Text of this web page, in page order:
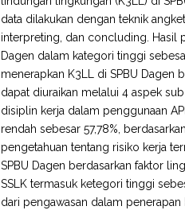
data dilakukan dengan teknik
interpreting, dan concluding. Hasil
Dagen dalam kategori tinggi
menerapkan K3LL di SPBU Dagen
dapat diuraikan melalui 4 aspek
disiplin kerja dalam penggunaan
rendah sebesar 57,78%,
pengetahuan tentang risiko kerja
SPBU Dagen berdasarkan faktor
SSLK termasuk ketegori tinggi
dari pengawasan dalam